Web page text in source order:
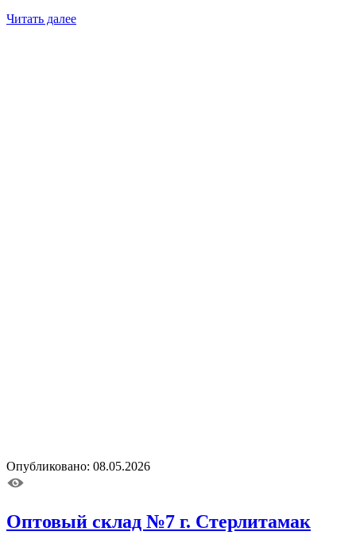
Читать далее
Опубликовано: 08.05.2026
Оптовый склад №7 г. Стерлитамак